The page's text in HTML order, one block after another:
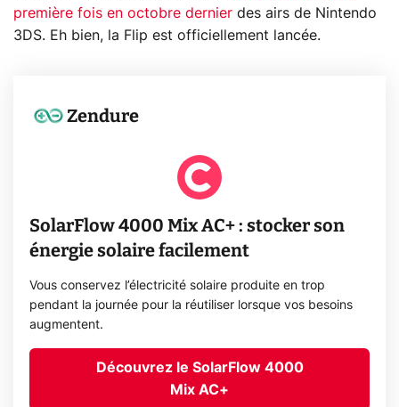
première fois en octobre dernier des airs de Nintendo
3DS. Eh bien, la Flip est officiellement lancée.
Zendure
SolarFlow 4000 Mix AC+ : stocker son
énergie solaire facilement
Vous conservez l’électricité solaire produite en trop
pendant la journée pour la réutiliser lorsque vos besoins
augmentent.
Découvrez le SolarFlow 4000
Mix AC+